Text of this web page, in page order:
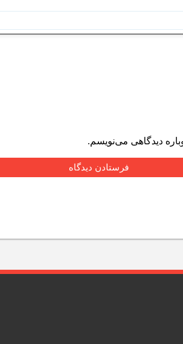
دیدگاهی می‌نویسم.